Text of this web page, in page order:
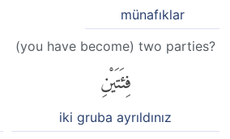
münafıklar
(you have become) two parties?
فِئَتَيْنِ
iki gruba ayrıldınız